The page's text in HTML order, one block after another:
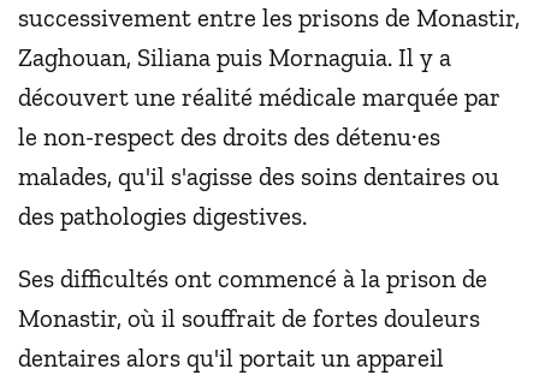
successivement entre les prisons de Monastir,
Zaghouan, Siliana puis Mornaguia. Il y a
découvert une réalité médicale marquée par
le non-respect des droits des détenu·es
malades, qu'il s'agisse des soins dentaires ou
des pathologies digestives.
Ses difficultés ont commencé à la prison de
Monastir, où il souffrait de fortes douleurs
dentaires alors qu'il portait un appareil